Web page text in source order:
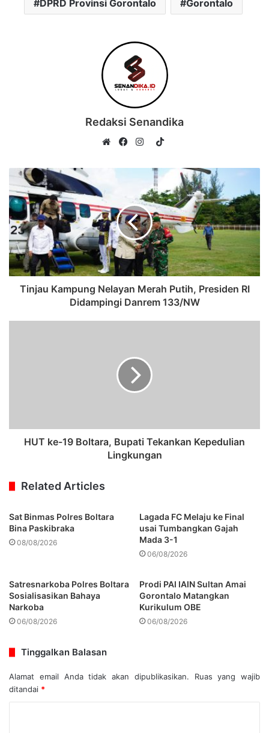
DPRD Provinsi Gorontalo Gorontalo
Redaksi Senandika
TikTok
Tinjau Kampung Nelayan Merah Putih, Presiden RI
Didampingi Danrem 133/NW
HUT ke-19 Boltara, Bupati Tekankan Kepedulian
Lingkungan
Related Articles
Sat Binmas Polres Boltara
Bina Paskibraka
08/08/2026
Lagada FC Melaju ke Final
usai Tumbangkan Gajah
Mada 3-1
06/08/2026
Satresnarkoba Polres Boltara
Sosialisasikan Bahaya
Narkoba
06/08/2026
Prodi PAI IAIN Sultan Amai
Gorontalo Matangkan
Kurikulum OBE
06/08/2026
Tinggalkan Balasan
Alamat email Anda tidak akan dipublikasikan.
Ruas yang wajib
ditandai *